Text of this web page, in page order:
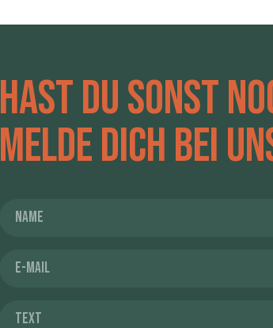
Hast du sonst
Melde dich bei